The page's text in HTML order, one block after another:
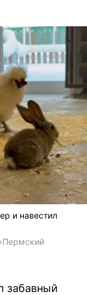
и навестил
забавный